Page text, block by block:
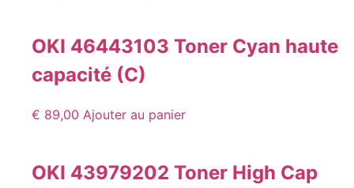
OKI 46443103 Toner Cyan haute
capacité (C)
€ 89,00 Ajouter au panier
OKI 43979202 Toner High Cap